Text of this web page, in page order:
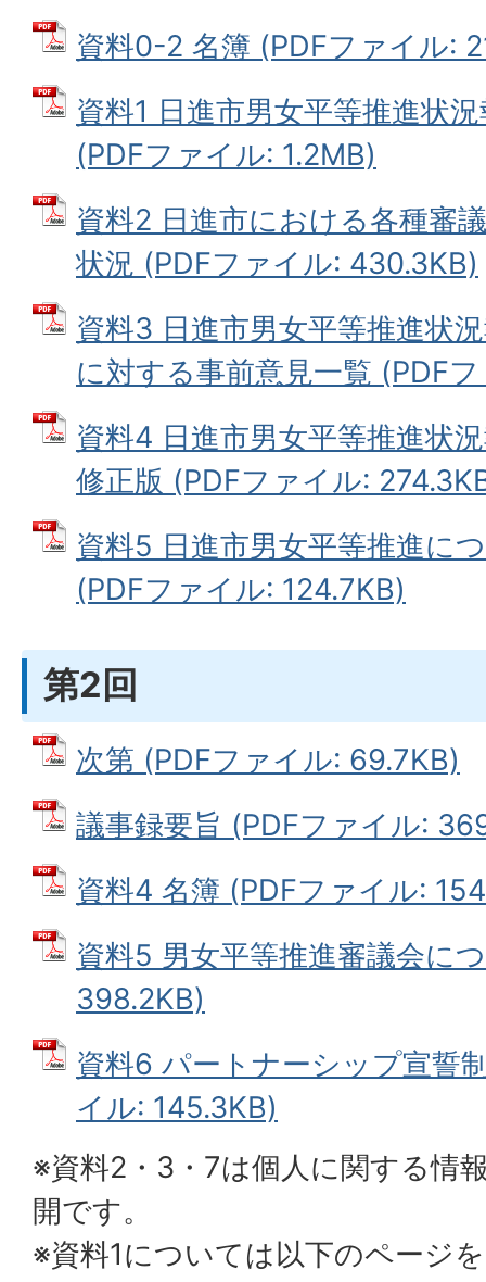
資料0-2 名簿 (PDFファイル:
資料1 日進市男女平等推進状
(PDFファイル: 1.2MB)
資料2 日進市における各種審
状況 (PDFファイル: 430.3KB)
資料3 日進市男女平等推進状
に対する事前意見一覧 (PDF
資料4 日進市男女平等推進状
修正版 (PDFファイル:
資料5 日進市男女平等推進に
(PDFファイル: 124.7KB)
第2回
次第 (PDFファイル: 69.7KB)
議事録要旨 (PDFファイル:
資料4 名簿 (PDFファイル:
資料5 男女平等推進審議会に
398.2KB)
資料6 パートナーシップ宣誓
イル: 145.3KB)
※資料2・3・7は個人に関する情
開です。
※資料1については以下のページ